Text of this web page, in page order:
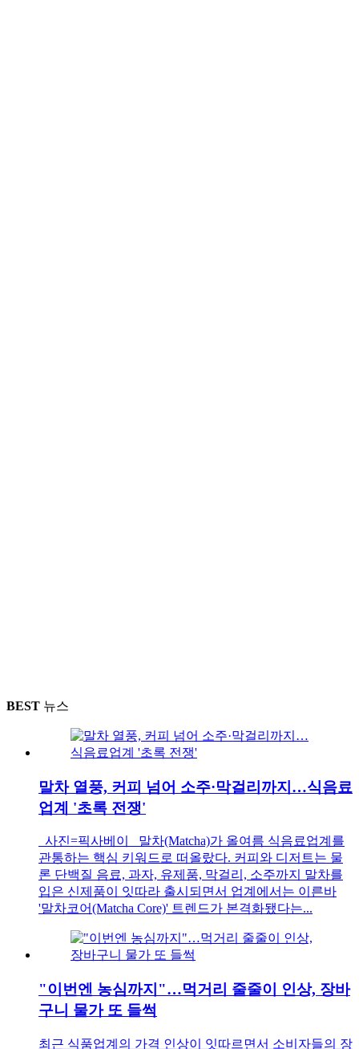
BEST 뉴스
말차 열풍, 커피 넘어 소주·막걸리까지…식음료
업계 '초록 전쟁'
사진=픽사베이 말차(Matcha)가 올여름 식음료업계를
관통하는 핵심 키워드로 떠올랐다. 커피와 디저트는 물
론 단백질 음료, 과자, 유제품, 막걸리, 소주까지 말차를
입은 신제품이 잇따라 출시되면서 업계에서는 이른바
'말차코어(Matcha Core)' 트렌드가 본격화됐다는...
"이번엔 농심까지"…먹거리 줄줄이 인상, 장바
구니 물가 또 들썩
최근 식품업계의 가격 인상이 잇따르면서 소비자들의 장